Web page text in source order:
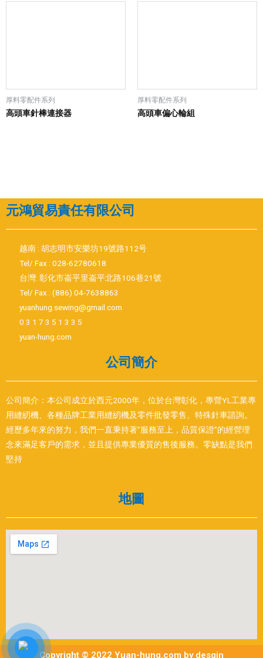
厚料零配件系列
高頭車針棒連接器
厚料零配件系列
高頭車偏心輪組
元鴻貿易責任有限公司
越南 : 胡志明市安樂坊19號路112号
Tel/ Fax : 028-62780618
台灣: 彰化市崙平里崙平北路106巷21號
Tel/ Fax : (886) 04-7638863
yuanhung.sewing@gmail.com
0 3 1 7 3 5 1 3 3 5
yuan-hung.com
公司簡介
公司簡介：本公司成立於西元2000年，位於台灣彰化，專營YL工業專
用縫紉機、各種品牌工業用縫紉機及零件批發零售、特殊針車諮詢。
經歷多年來的努力，我們一直秉持著”服務至上，品質保證”的經營理
念來滿足客戶的需求，並且提供專業優質的售後服務。零缺點是我們
堅持
地圖
Copyright © 2022 Yuan-hung.com by desgin